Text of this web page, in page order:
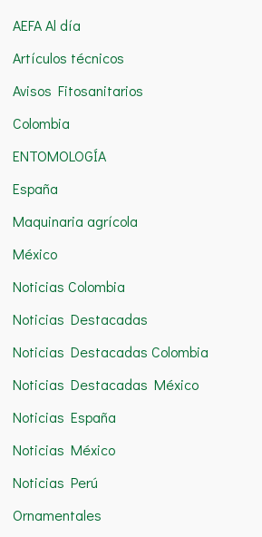
a
r
p
o
r
:
AEFA Al día
Artículos técnicos
Avisos Fitosanitarios
Colombia
ENTOMOLOGÍA
España
Maquinaria agrícola
México
Noticias Colombia
Noticias Destacadas
Noticias Destacadas Colombia
Noticias Destacadas México
Noticias España
Noticias México
Noticias Perú
Ornamentales